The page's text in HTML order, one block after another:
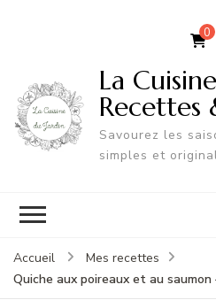
0
La
Recettes
Savourez les
simples et
Accueil
Mes recettes
Quiche aux poireaux et au